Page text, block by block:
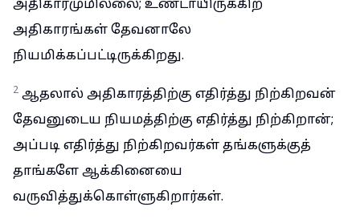
அதிகாரமுமில்லை; உண்டாயிருக்கிற
அதிகாரங்கள் தேவனாலே
நியமிக்கப்பட்டிருக்கிறது.
2 ஆதலால் அதிகாரத்திற்கு எதிர்த்து நிற்கிறவன்
தேவனுடைய நியமத்திற்கு எதிர்த்து நிற்கிறான்;
அப்படி எதிர்த்து நிற்கிறவர்கள் தங்களுக்குத்
தாங்களே ஆக்கினையை
வருவித்துக்கொள்ளுகிறார்கள்.